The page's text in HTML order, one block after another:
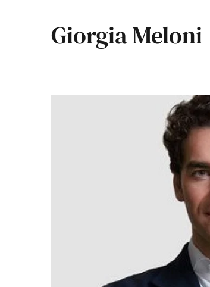
Giorgia Meloni